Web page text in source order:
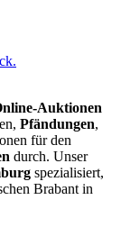
Auktionen
Pfändungen,
für den
durch. Unser
spezialisiert,
Brabant in